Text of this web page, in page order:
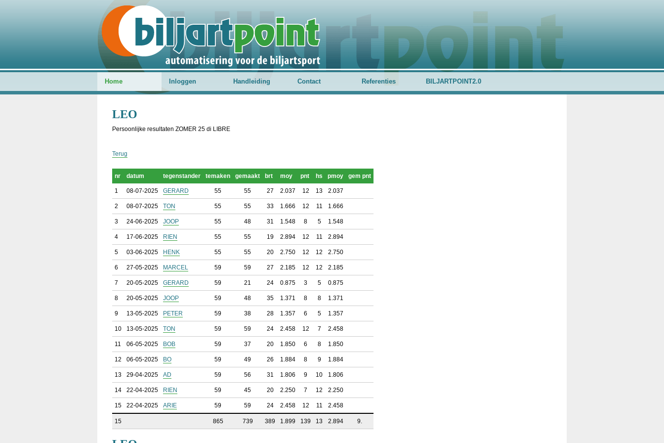
Home Inloggen Handleiding Contact Referenties BILJARTPOINT2.0
LEO
Persoonlijke resultaten ZOMER 25 di LIBRE
Terug
nr datum tegenstander temaken gemaakt brt moy pnt hs pmoy gem pnt
1 08-07-2025 GERARD 55 55 27 2.037 12 13 2.037
2 08-07-2025 TON 55 55 33 1.666 12 11 1.666
3 24-06-2025 JOOP 55 48 31 1.548 8 5 1.548
4 17-06-2025 RIEN 55 55 19 2.894 12 11 2.894
5 03-06-2025 HENK 55 55 20 2.750 12 12 2.750
6 27-05-2025 MARCEL 59 59 27 2.185 12 12 2.185
7 20-05-2025 GERARD 59 21 24 0.875 3 5 0.875
8 20-05-2025 JOOP 59 48 35 1.371 8 8 1.371
9 13-05-2025 PETER 59 38 28 1.357 6 5 1.357
10 13-05-2025 TON 59 59 24 2.458 12 7 2.458
11 06-05-2025 BOB 59 37 20 1.850 6 8 1.850
12 06-05-2025 BO 59 49 26 1.884 8 9 1.884
13 29-04-2025 AD 59 56 31 1.806 9 10 1.806
14 22-04-2025 RIEN 59 45 20 2.250 7 12 2.250
15 22-04-2025 ARIE 59 59 24 2.458 12 11 2.458
15 865 739 389 1.899 139 13 2.894 9.